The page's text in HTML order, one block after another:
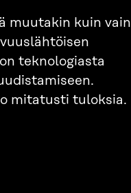
muutakin kuin vain
teknologiasta
mitatusti tuloksia.